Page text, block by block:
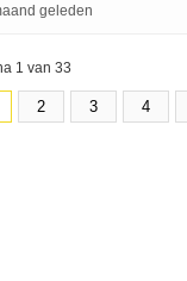
geleden
1 van 33
2 3 4